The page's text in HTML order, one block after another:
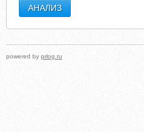
powered by prlog.ru